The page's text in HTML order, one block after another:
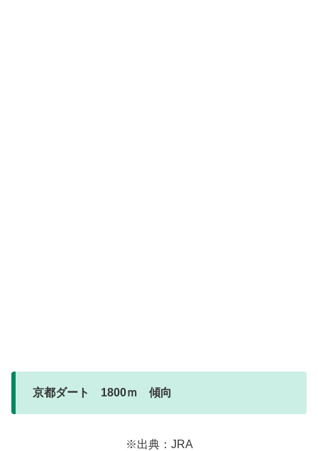
京都ダート 1800ｍ 傾向
※出典：JRA